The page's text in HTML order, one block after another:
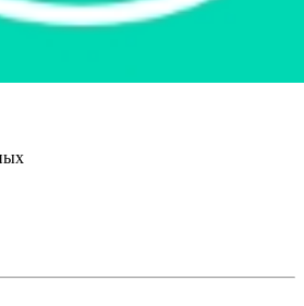
FGTL 440L4H3,